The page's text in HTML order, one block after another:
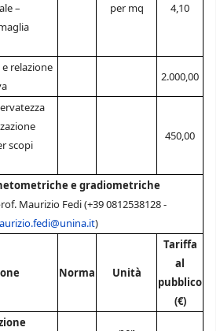
–
per mq 4,10
relazione
2.000,00
scopi
450,00
e gradiometriche
Maurizio Fedi (+39 0812538128 -
)
Norma Unità
Tariffa
al
pubblico
(€)